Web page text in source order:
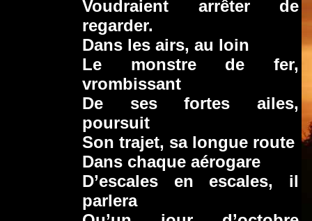
Voudraient arrêter de
regarder.
Dans les airs, au loin
Le monstre de fer,
vrombissant
De ses fortes ailes,
poursuit
Son trajet, sa longue route
Dans chaque aérogare
D’escales en escales, il
parlera